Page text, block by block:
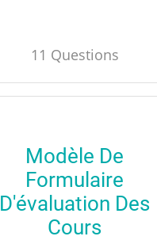
11 Questions
Modèle De
Formulaire
D'évaluation Des
Cours